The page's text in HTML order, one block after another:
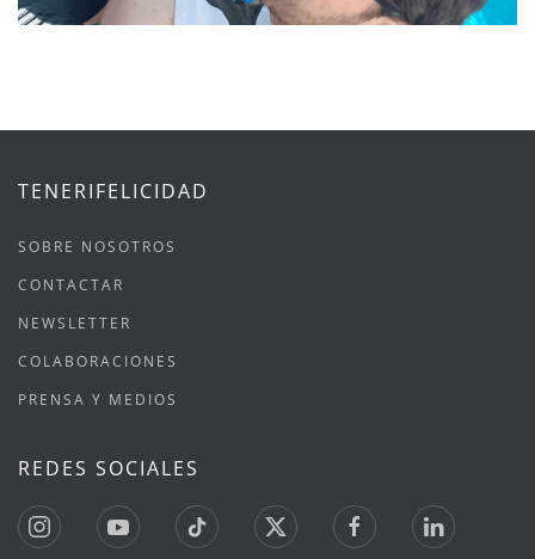
TENERIFELICIDAD
SOBRE NOSOTROS
CONTACTAR
NEWSLETTER
COLABORACIONES
PRENSA Y MEDIOS
REDES SOCIALES